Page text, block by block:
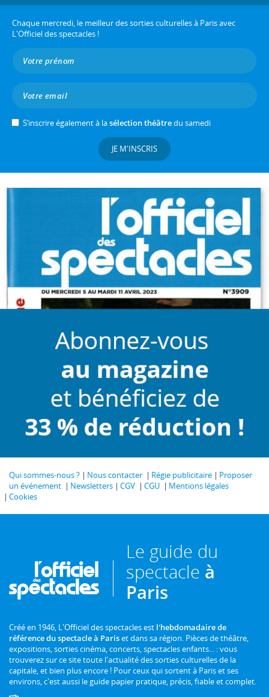
Chaque mercredi, le meilleur des sorties culturelles à Paris avec
L'Officiel des spectacles !
S’inscrire également à lasélection théâtredu samedi
JE M'INSCRIS
Qui sommes-nous ? Nous contacter Régie publicitaire
Proposer
un événement
Newsletters CGV CGU
Mentions légales
Cookies
Le guide du
spectacle à
Paris
Créé en 1946, L'Officiel des spectacles est l'hebdomadaire de
référence du spectacle à Pariset dans sa région. Pièces de théâtre,
expositions, sorties cinéma, concerts, spectacles enfants... : vous
trouverez sur ce site toute l'actualité des sorties culturelles de la
capitale, et bien plus encore ! Pour ceux qui sortent à Paris et ses
environs, c'est aussi le guide papier pratique, précis, fiable et complet.